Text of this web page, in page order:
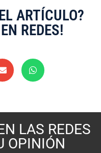
ARTÍCULO?
REDES!
LAS REDES
OPINIÓN